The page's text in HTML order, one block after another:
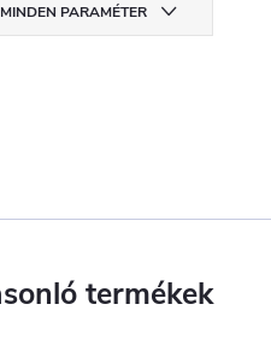
MINDEN PARAMÉTER